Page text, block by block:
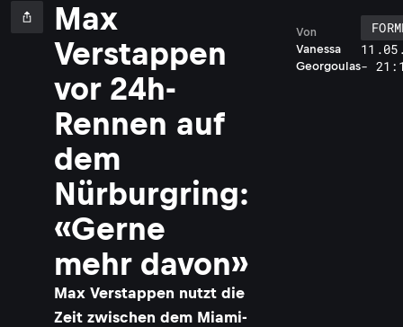
Max
Verstappen
vor 24h-
Rennen auf
dem
Nürburgring:
«Gerne
mehr davon»
Max Verstappen nutzt die
Zeit zwischen dem Miami-
Vanessa
Georgoulas
Von
-